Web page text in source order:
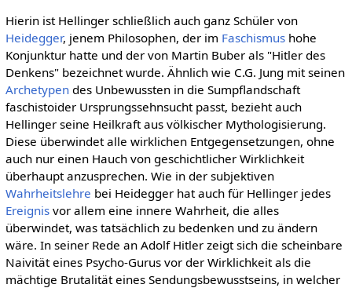
Hierin ist Hellinger schließlich auch ganz Schüler von
Heidegger, jenem Philosophen, der im Faschismushohe
Konjunktur hatte und der von Martin Buber als "Hitler des
Denkens" bezeichnet wurde. Ähnlich wie C.G. Jung mit seinen
Archetypendes Unbewussten in die Sumpflandschaft
faschistoider Ursprungssehnsucht passt, bezieht auch
Hellinger seine Heilkraft aus völkischer Mythologisierung.
Diese überwindet alle wirklichen Entgegensetzungen, ohne
auch nur einen Hauch von geschichtlicher Wirklichkeit
überhaupt anzusprechen. Wie in der subjektiven
Wahrheitslehre bei Heidegger hat auch für Hellinger jedes
Ereignisvor allem eine innere Wahrheit, die alles
überwindet, was tatsächlich zu bedenken und zu ändern
wäre. In seiner Rede an Adolf Hitler zeigt sich die scheinbare
Naivität eines Psycho-Gurus vor der Wirklichkeit als die
mächtige Brutalität eines Sendungsbewusstseins, in welcher